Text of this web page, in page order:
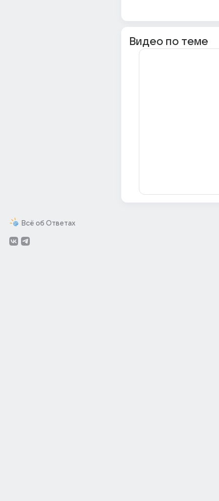
Всё об Ответах
Видео по теме